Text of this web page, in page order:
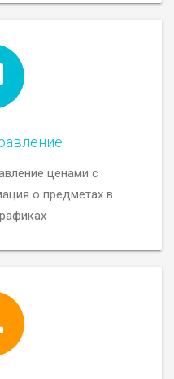
ценами с
о предметах в